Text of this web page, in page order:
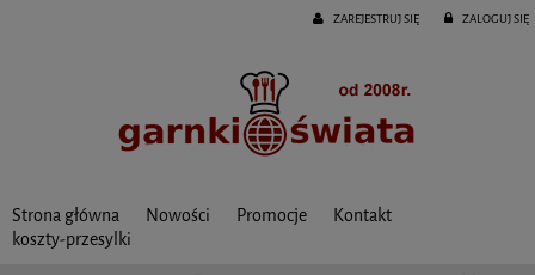
ZAREJESTRUJ SIĘ ZALOGUJ SIĘ
Strona główna Nowości Promocje
Kontakt
koszty-przesylki